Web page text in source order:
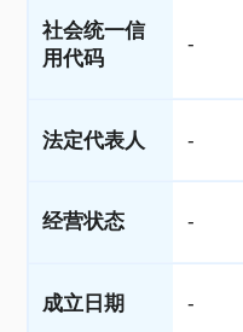
社会统一信
用代码
-
法定代表人 -
经营状态 -
成立日期 -